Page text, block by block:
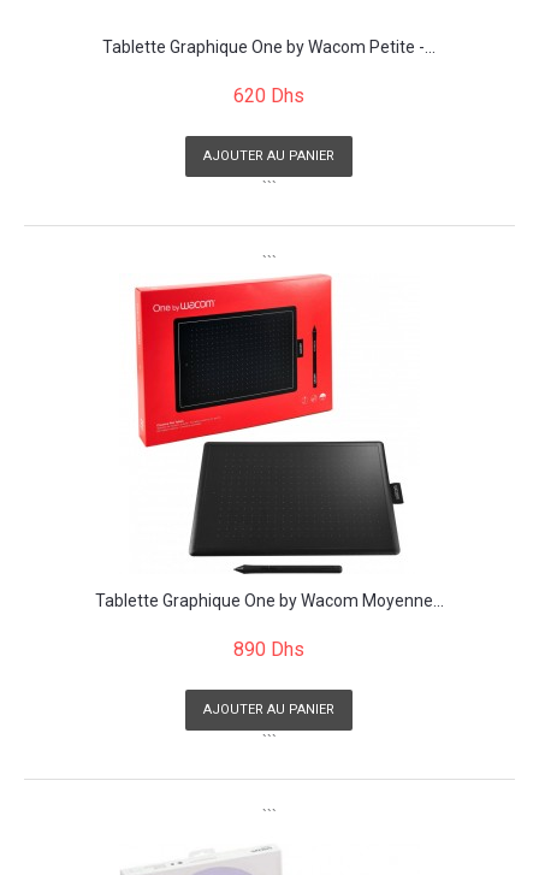
Tablette Graphique One by Wacom Petite -...
620 Dhs
AJOUTER AU PANIER
```
```
Tablette Graphique One by Wacom Moyenne...
890 Dhs
AJOUTER AU PANIER
```
```